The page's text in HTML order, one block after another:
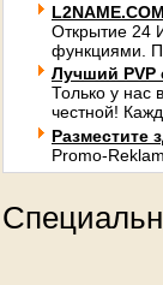
Открытие 24
функциями.
Лучший PVP
Только у нас
честной!
Разместите
Promo-